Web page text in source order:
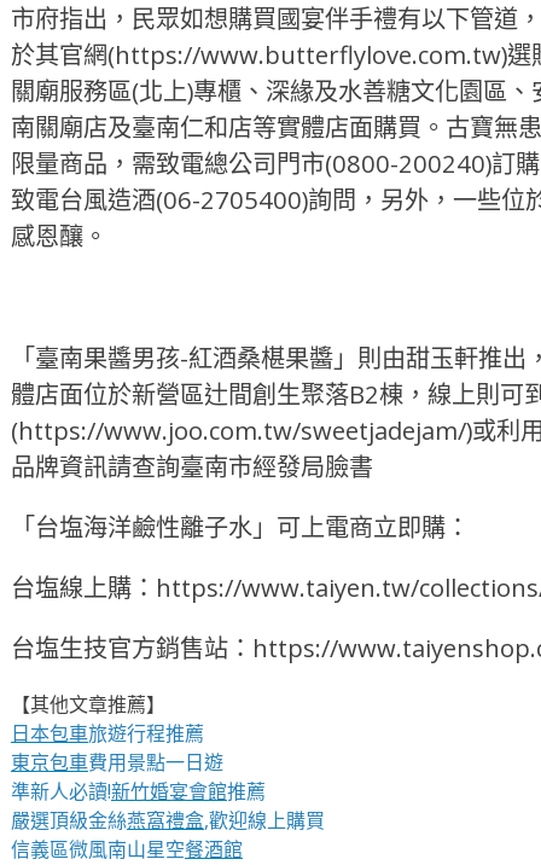
市府指出，民眾如想購買國宴伴手禮有以下管道
於其官網(https://www.butterflylove.com.tw)選
關廟服務區(北上)專櫃、深緣及水善糖文化園區
南關廟店及臺南仁和店等實體店面購買。古寶無
限量商品，需致電總公司門市(0800-200240)訂
致電台風造酒(06-2705400)詢問，另外，一些位
感恩釀。
「臺南果醬男孩-紅酒桑椹果醬」則由甜玉軒推
體店面位於新營區辻間創生聚落B2棟，線上則可
(https://www.joo.com.tw/sweetjadejam/)或利
品牌資訊請查詢臺南市經發局臉書
「台塩海洋鹼性離子水」可上電商立即購：
台塩線上購：https://www.taiyen.tw/
台塩生技官方銷售站：https://
【其他文章推薦】
日本包車旅遊行程推薦
東京包車費用景點一日遊
準新人必讀!新竹婚宴會館推薦
嚴選頂級金絲燕窩禮盒,歡迎線上購買
信義區微風南山星空餐酒館